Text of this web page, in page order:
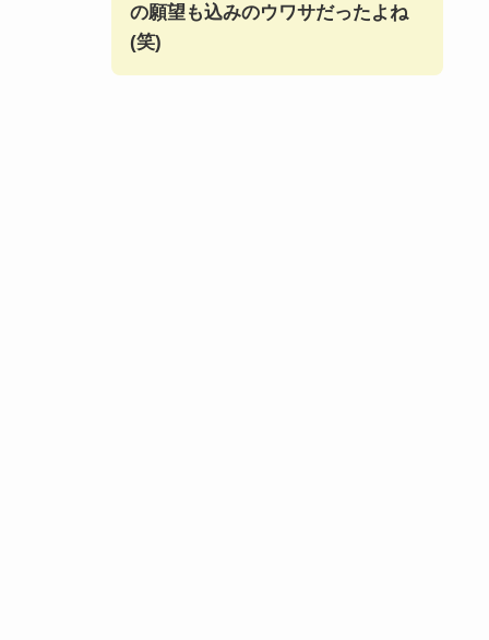
の願望も込みのウワサだったよね
(笑)